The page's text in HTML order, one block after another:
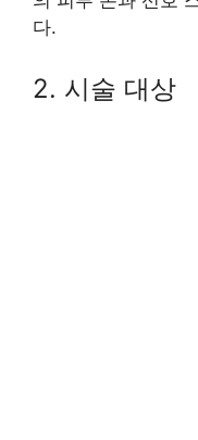
다.
2. 시술 대상